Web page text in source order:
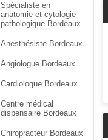
Spécialiste en
anatomie et cytologie
pathologique Bordeaux
Anesthésiste Bordeaux
Angiologue Bordeaux
Cardiologue Bordeaux
Centre médical
dispensaire Bordeaux
Chiropracteur Bordeaux